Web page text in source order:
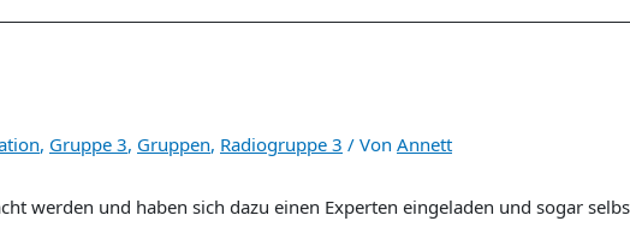
, Gruppe 3, Gruppen, Radiogruppe 3 / Von Annett
werden und haben sich dazu einen Experten eingeladen und sogar